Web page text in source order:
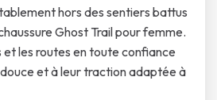
hors des sentiers battus
Ghost Trail pour femme.
et les routes en toute confiance
et à leur traction adaptée à